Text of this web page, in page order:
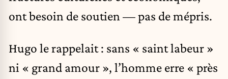
ont besoin de soutien — pas de mépris.
Hugo le rappelait : sans « saint labeur »
ni « grand amour », l’homme erre « près